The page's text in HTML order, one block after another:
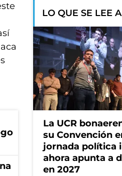
LO QUE SE LEE
La UCR
su Convención
jornada política
ahora apunta a
en 2027